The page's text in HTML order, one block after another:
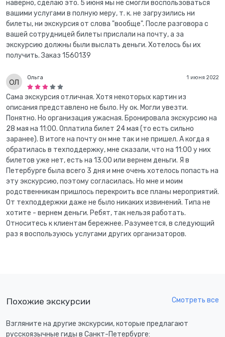
наверно, сделаю это. 5 июня мы не смогли воспользоваться
вашими услугами в полную меру, т. к. не загрузились ни
билеты, ни экскурсия от слова "вообще". После разговора с
вашей сотрудницей билеты прислали на почту, а за
экскурсию должны были выслать деньги. Хотелось бы их
получить. Заказ 1560139
1 июня 2022
Ольга
Сама экскурсия отличная. Хотя некоторых картин из
описания представлено не было. Ну ок. Могли увезти.
Понятно. Но организация ужасная. Бронировала экскурсию на
28 мая на 11:00. Оплатила билет 24 мая (то есть сильно
заранее). В итоге на почту он мне так и не пришел. А когда я
обратилась в техподдержку, мне сказали, что на 11:00 у них
билетов уже нет, есть на 13:00 или вернем деньги. Я в
Петербурге была всего 3 дня и мне очень хотелось попасть на
эту экскурсию, поэтому согласилась. Но мне и моим
родственникам пришлось перекроить все планы мероприятий.
От техподдержки даже не было никаких извинений. Типа не
хотите - вернем деньги. Ребят, так нельзя работать.
Относитесь к клиентам бережнее. Разумеется, в следующий
раз я воспользуюсь услугами других организаторов.
Похожие экскурсии Смотреть все
Взгляните на другие экскурсии, которые предлагают
русскоязычные гиды в Санкт-Петербурге: